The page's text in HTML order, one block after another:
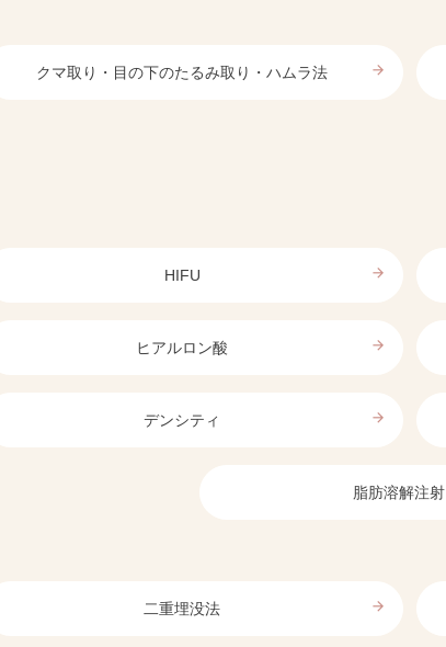
クマ取り・目の下のたるみ取り・ハムラ法 arrow_forward
HIFU arrow_forward
ヒアルロン酸 arrow_forward
デンシティ arrow_forward
脂肪溶解注射
二重埋没法 arrow_forward